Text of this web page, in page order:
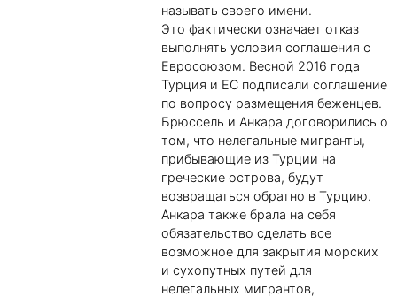
называть своего имени.
Это фактически означает отказ
выполнять условия соглашения с
Евросоюзом. Весной 2016 года
Турция и ЕС подписали соглашение
по вопросу размещения беженцев.
Брюссель и Анкара договорились о
том, что нелегальные мигранты,
прибывающие из Турции на
греческие острова, будут
возвращаться обратно в Турцию.
Анкара также брала на себя
обязательство сделать все
возможное для закрытия морских
и сухопутных путей для
нелегальных мигрантов,